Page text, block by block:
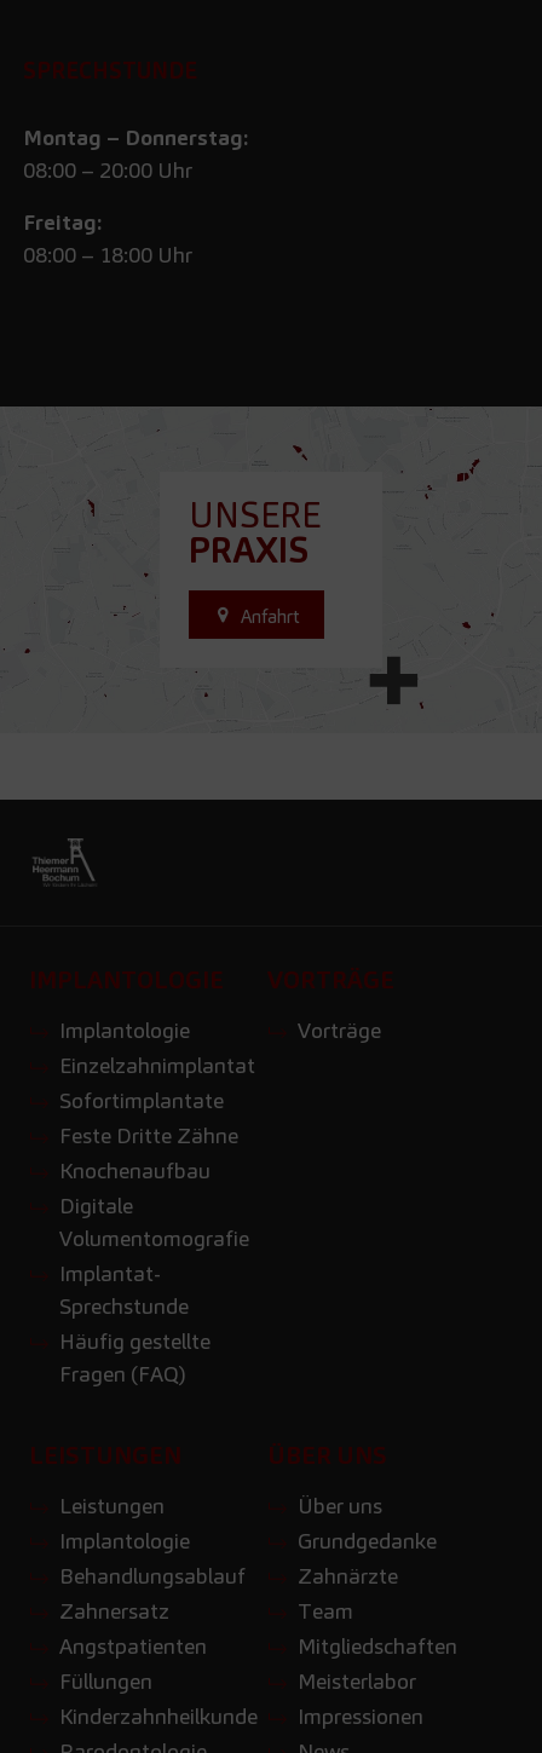
UNSERE
PRAXIS
Anfahrt
SPRECHSTUNDE
Montag – Donnerstag:
08:00 – 20:00 Uhr
Freitag:
08:00 – 18:00 Uhr
IMPLANTOLOGIE
Implantologie
Einzelzahnimplantat
Sofortimplantate
Feste Dritte Zähne
Knochenaufbau
Digitale
Volumentomografie
Implantat-
Sprechstunde
Häufig gestellte
Fragen (FAQ)
VORTRÄGE
Vorträge
LEISTUNGEN
Leistungen
Implantologie
Behandlungsablauf
Zahnersatz
Angstpatienten
Füllungen
Kinderzahnheilkunde
ÜBER UNS
Über uns
Grundgedanke
Zahnärzte
Team
Mitgliedschaften
Meisterlabor
Impressionen